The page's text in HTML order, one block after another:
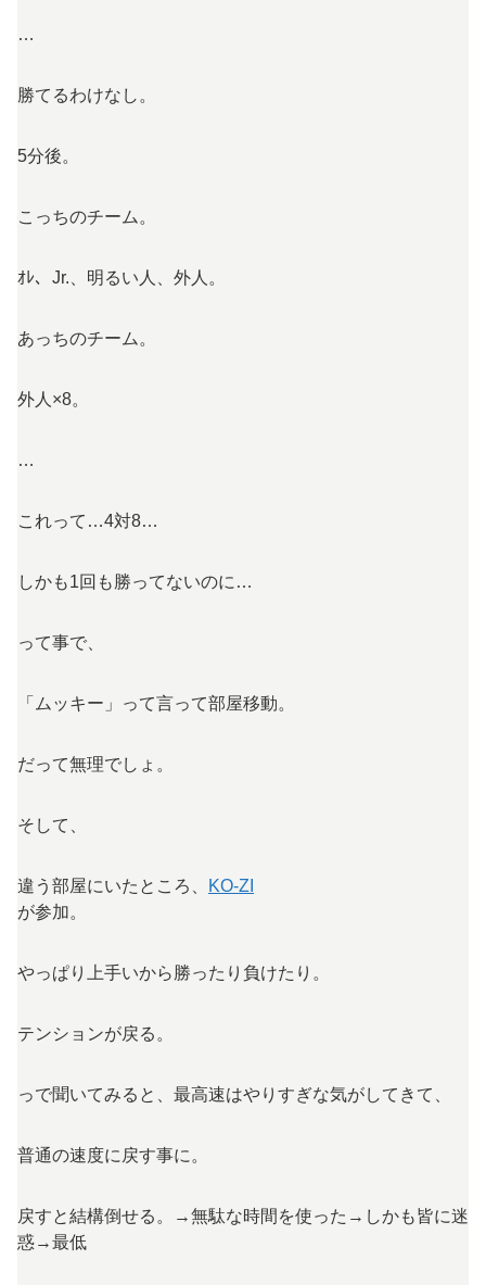
…
勝てるわけなし。
5分後。
こっちのチーム。
ｵﾚ、Jr.、明るい人、外人。
あっちのチーム。
外人×8。
…
これって…4対8…
しかも1回も勝ってないのに…
って事で、
「ムッキー」って言って部屋移動。
だって無理でしょ。
そして、
違う部屋にいたところ、
KO-ZI
が参加。
やっぱり上手いから勝ったり負けたり。
テンションが戻る。
っで聞いてみると、最高速はやりすぎな気がしてきて、
普通の速度に戻す事に。
戻すと結構倒せる。→無駄な時間を使った→しかも皆に迷
惑→最低